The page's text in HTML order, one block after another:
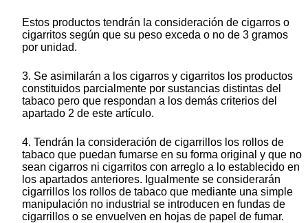
Estos productos tendrán la consideración de cigarros o
cigarritos según que su peso exceda o no de 3 gramos
por unidad.
3. Se asimilarán a los cigarros y cigarritos los productos
constituidos parcialmente por sustancias distintas del
tabaco pero que respondan a los demás criterios del
apartado 2 de este artículo.
4. Tendrán la consideración de cigarrillos los rollos de
tabaco que puedan fumarse en su forma original y que no
sean cigarros ni cigarritos con arreglo a lo establecido en
los apartados anteriores. Igualmente se considerarán
cigarrillos los rollos de tabaco que mediante una simple
manipulación no industrial se introducen en fundas de
cigarrillos o se envuelven en hojas de papel de fumar.